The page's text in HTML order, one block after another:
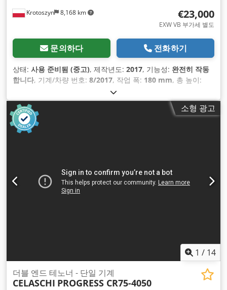
Krotoszyn 8,168 km €23,000
EXW VB 부가세 별도
문의하다 전화하기
상태: 사용 준비됨 (중고), 제작년도: 2017, 기능성: 완전히 작동
합니다, 기계/차량 번호: 8/2017, 작업 폭: 180 mm, 총 높이:
, 톱날 지름:
40 mm, 입력 전압:380 V, 입력 전류 유형:직류,
소형 광고
1 / 14
더블 엔드 테노너 - 단일 기계
CELASCHI PROGRESS CR75-4050